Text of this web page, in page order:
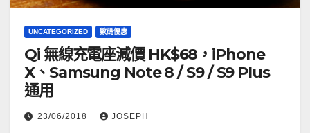
UNCATEGORIZED 數碼優惠
Qi 無線充電座減價 HK$68，iPhone
X、Samsung Note 8 / S9 / S9 Plus
通用
23/06/2018 JOSEPH